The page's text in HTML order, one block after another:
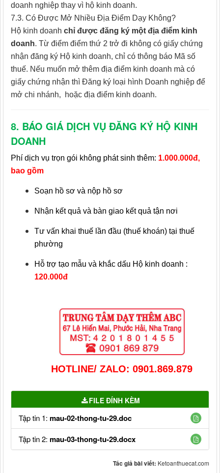
doanh nghiệp thay vì hộ kinh doanh.
7.3. Có Được Mở Nhiều Địa Điểm Dạy Không?
Hộ kinh doanh chỉ được đăng ký một địa điểm kinh
doanh. Từ điểm điểm thứ 2 trở đi không có giấy chứng
nhận đăng ký Hộ kinh doanh, chỉ có thông báo Mã số
thuế. Nếu muốn mở thêm địa điểm kinh doanh mà có
giấy chứng nhận thì Đăng ký loại hình Doanh nghiệp để
mở chi nhánh, hoặc địa điểm kinh doanh.
8. BÁO GIÁ DỊCH VỤ ĐĂNG KÝ HỘ KINH
DOANH
Phí dịch vụ trọn gói không phát sinh thêm: 1.000.000đ,
bao gồm
Soạn hồ sơ và nộp hồ sơ
Nhận kết quả và bàn giao kết quả tận nơi
Tư vấn khai thuế lần đầu (thuế khoán) tại thuế
phường
Hỗ trợ tạo mẫu và khắc dấu Hộ kinh doanh :
120.000đ
HOTLINE/ ZALO: 0901.869.879
FILE ĐÍNH KÈM
Tập tin 1: mau-02-thong-tu-29.doc
Tập tin 2: mau-03-thong-tu-29.docx
Tác giả bài viết: Ketoanthuecat.com